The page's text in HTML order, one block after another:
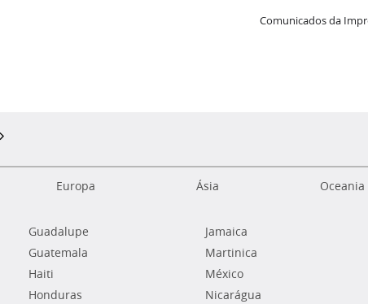
Comunicados da
Europa Ásia Oceania
Guadalupe
Guatemala
Haiti
Honduras
Jamaica
Martinica
México
Nicarágua